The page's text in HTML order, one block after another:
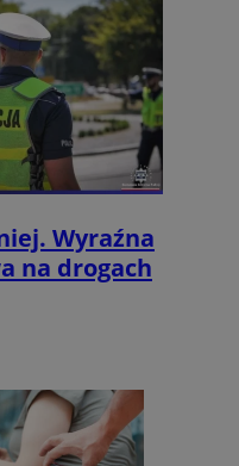
Wyraźna
na drogach